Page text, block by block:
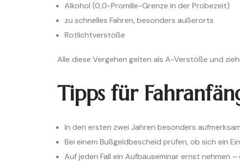
Alkohol (0,0-Promille-Grenze in der Probezeit)
zu schnelles Fahren, besonders außerorts
Rotlichtverstöße
Alle diese Vergehen gelten als A-Verstöße und
Tipps für
In den ersten zwei Jahren besonders
Bei einem Bußgeldbescheid prüfen, ob sich ein
Auf jeden Fall ein Aufbauseminar ernst nehmen